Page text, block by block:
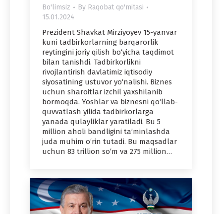
Bo'limsiz By Raqobat qo'mitasi
15.01.2024
Prezident Shavkat Mirziyoyev 15-yanvar
kuni tadbirkorlarning barqarorlik
reytingini joriy qilish bo‘yicha taqdimot
bilan tanishdi. Tadbirkorlikni
rivojlantirish davlatimiz iqtisodiy
siyosatining ustuvor yo‘nalishi. Biznes
uchun sharoitlar izchil yaxshilanib
bormoqda. Yoshlar va biznesni qo‘llab-
quvvatlash yilida tadbirkorlarga
yanada qulayliklar yaratiladi. Bu 5
million aholi bandligini ta’minlashda
juda muhim o‘rin tutadi. Bu maqsadlar
uchun 83 trillion so‘m va 275 million…